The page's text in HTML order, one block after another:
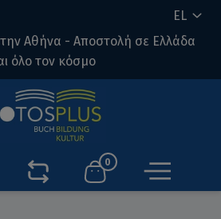
EL
Αθήνα - Αποστολή σε Ελλάδα
όλο τον κόσμο
0